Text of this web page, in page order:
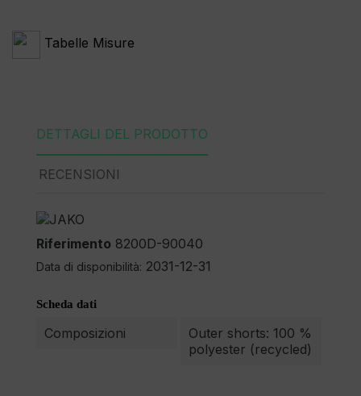
Tabelle Misure
DETTAGLI DEL PRODOTTO
RECENSIONI
Riferimento 8200D-90040
Data di disponibilità: 2031-12-31
Scheda dati
Composizioni
Outer shorts: 100 %
polyester (recycled)